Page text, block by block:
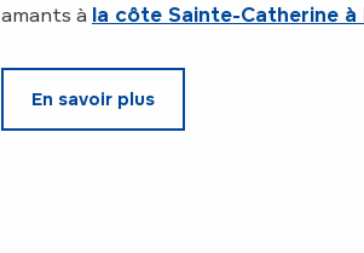
amants à la côte Sainte-Catherine à
En savoir plus